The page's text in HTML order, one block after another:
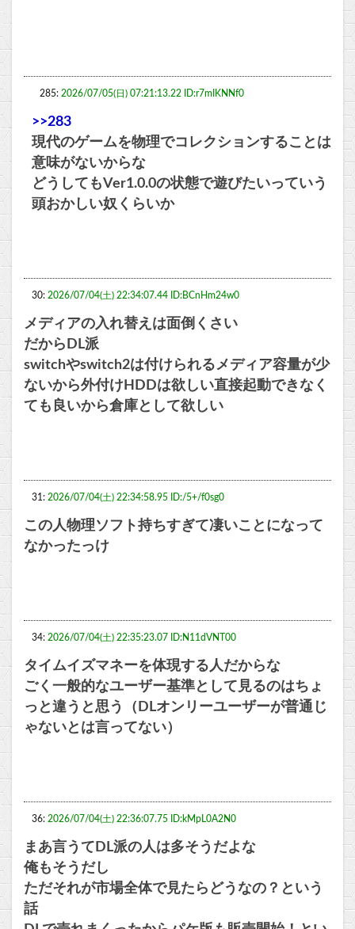
285: 2026/07/05(日) 07:21:13.22 ID:r7mIKNNf0
>>283
現代のゲームを物理でコレクションすることは
意味がないからな
どうしてもVer1.0.0の状態で遊びたいっていう
頭おかしい奴くらいか
30: 2026/07/04(土) 22:34:07.44 ID:BCnHm24w0
メディアの入れ替えは面倒くさい
だからDL派
switchやswitch2は付けられるメディア容量が少
ないから外付けHDDは欲しい直接起動できなく
ても良いから倉庫として欲しい
31: 2026/07/04(土) 22:34:58.95 ID:/5+/f0sg0
この人物理ソフト持ちすぎて凄いことになって
なかったっけ
34: 2026/07/04(土) 22:35:23.07 ID:N11dVNT00
タイムイズマネーを体現する人だからな
ごく一般的なユーザー基準として見るのはちょ
っと違うと思う（DLオンリーユーザーが普通じ
ゃないとは言ってない）
36: 2026/07/04(土) 22:36:07.75 ID:kMpL0A2N0
まあ言うてDL派の人は多そうだよな
俺もそうだし
ただそれが市場全体で見たらどうなの？という
話